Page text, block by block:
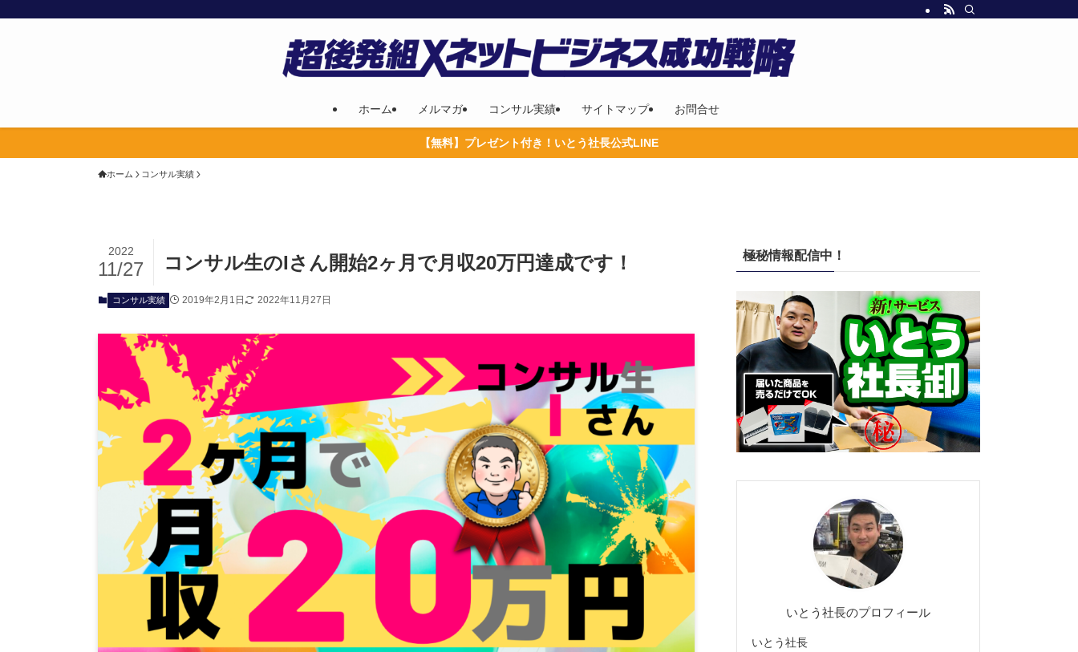
ホーム メルマガ コンサル実績 サイトマップ お問合せ
【無料】プレゼント付き！いとう社長公式LINE
ホーム コンサル実績
コンサル生のIさん開始2ヶ月で月収20万円達成です！
2022
11/27
コンサル実績 2019年2月1日 2022年11月27日
極秘情報配信中！
いとう社長のプロフィール
いとう社長